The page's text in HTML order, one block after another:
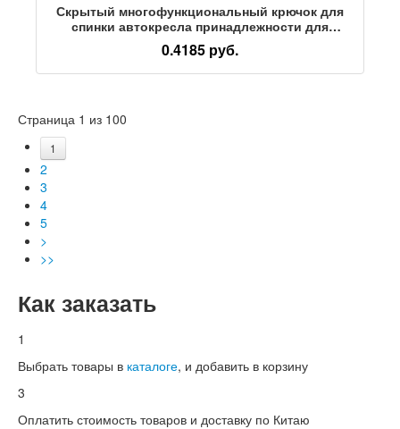
Скрытый многофункциональный крючок для
спинки автокресла принадлежности для
интерьера автомобиля креативный маленький
крючок для спинки заднего сиденья
автомобиля
0.4185 руб.
Страница 1 из 100
1
2
3
4
5
>
>>
Как заказать
1
Выбрать товары в каталоге, и добавить в корзину
3
Оплатить стоимость товаров и доставку по Китаю